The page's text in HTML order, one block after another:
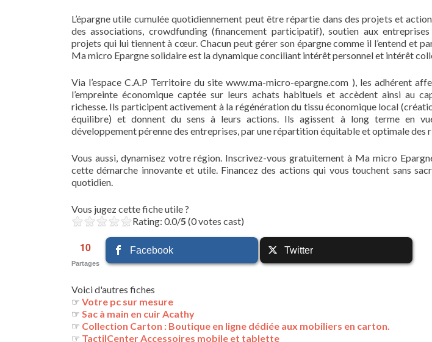
L’épargne utile cumulée quotidiennement peut être répartie dans des projets et
des associations, crowdfunding (financement participatif), soutien aux entreprises
projets qui lui tiennent à cœur. Chacun peut gérer son épargne comme il l’entend et
Ma micro Epargne solidaire est la dynamique conciliant intérêt personnel et intérêt
Via l’espace C.A.P Territoire du site www.ma-micro-epargne.com ), les adhérent
l’empreinte économique captée sur leurs achats habituels et accèdent ainsi au
richesse. Ils participent activement à la régénération du tissu économique local
équilibre) et donnent du sens à leurs actions. Ils agissent à long terme en vue
développement pérenne des entreprises, par une répartition équitable et optimale des
Vous aussi, dynamisez votre région. Inscrivez-vous gratuitement à Ma micro
cette démarche innovante et utile. Financez des actions qui vous touchent sans
quotidien.
Vous jugez cette fiche utile ?
Rating: 0.0/5 (0 votes cast)
10
Partages
Facebook Twitter
Voici d'autres fiches
☞ Votre pc sur mesure
☞ Sac à main en cuir Acathy
☞ Collection Carton : Boutique en ligne dédiée aux mobiliers en carton.
☞ TactilCenter Accessoires mobile et tablette